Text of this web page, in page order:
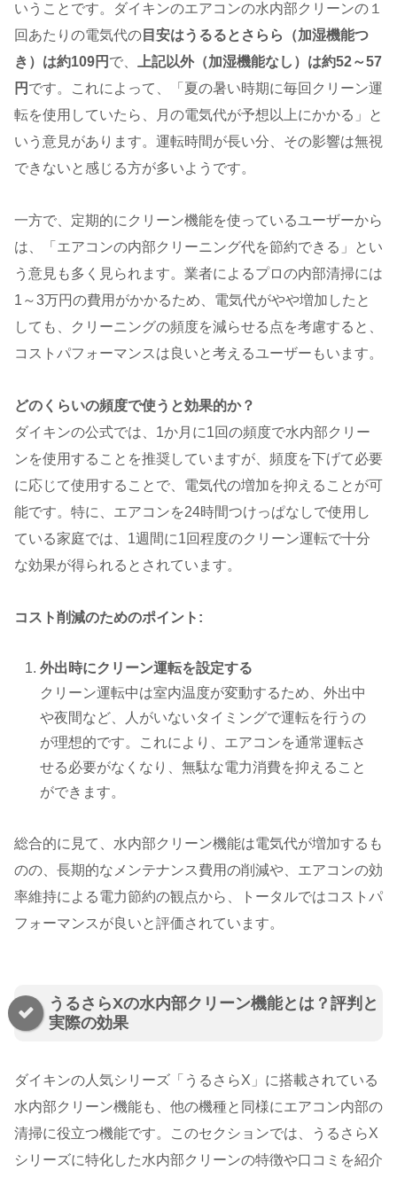
いうことです。ダイキンのエアコンの水内部クリーンの１
回あたりの電気代の 目安はうるるとさらら（加湿機能つ
き）は約109円 で、
上記以外（加湿機能なし）は約52～57
円 です。これによって、「夏の暑い時期に毎回クリーン運
転を使用していたら、月の電気代が予想以上にかかる」と
いう意見があります​​。運転時間が長い分、その影響は無視
できないと感じる方が多いようです。
一方で、定期的にクリーン機能を使っているユーザーから
は、「エアコンの内部クリーニング代を節約できる」とい
う意見も多く見られます。業者によるプロの内部清掃には
1～3万円の費用がかかるため、電気代がやや増加したと
しても、クリーニングの頻度を減らせる点を考慮すると、
コストパフォーマンスは良いと考えるユーザーもいます​​。
どのくらいの頻度で使うと効果的か？
ダイキンの公式では、1か月に1回の頻度で水内部クリー
ンを使用することを推奨していますが、頻度を下げて必要
に応じて使用することで、電気代の増加を抑えることが可
能です​​。特に、エアコンを24時間つけっぱなしで使用し
ている家庭では、1週間に1回程度のクリーン運転で十分
な効果が得られるとされています​。
コスト削減のためのポイント:
外出時にクリーン運転を設定する
クリーン運転中は室内温度が変動するため、外出中
や夜間など、人がいないタイミングで運転を行うの
が理想的です。これにより、エアコンを通常運転さ
せる必要がなくなり、無駄な電力消費を抑えること
ができます​​。
総合的に見て、水内部クリーン機能は電気代が増加するも
のの、長期的なメンテナンス費用の削減や、エアコンの効
率維持による電力節約の観点から、トータルではコストパ
フォーマンスが良いと評価されています。
うるさらXの水内部クリーン機能とは？評判と
実際の効果
ダイキンの人気シリーズ「うるさらX」に搭載されている
水内部クリーン機能も、他の機種と同様にエアコン内部の
清掃に役立つ機能です。このセクションでは、うるさらX
シリーズに特化した水内部クリーンの特徴や口コミを紹介